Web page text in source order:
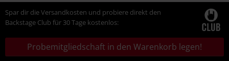
Spar dir die Versandkosten und probiere direkt den
Backstage Club für 30 Tage kostenlos:
Probemitgliedschaft in den Warenkorb legen!